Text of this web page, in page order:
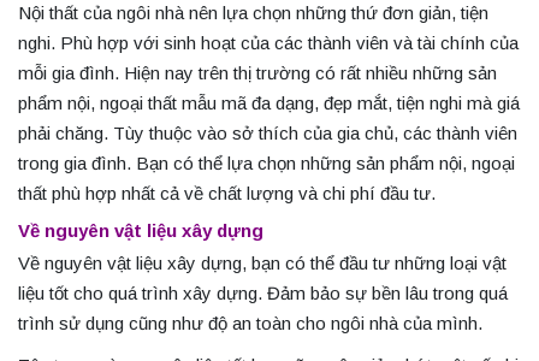
Nội thất của ngôi nhà nên lựa chọn những thứ đơn giản, tiện
nghi. Phù hợp với sinh hoạt của các thành viên và tài chính của
mỗi gia đình. Hiện nay trên thị trường có rất nhiều những sản
phẩm nội, ngoại thất mẫu mã đa dạng, đẹp mắt, tiện nghi mà giá
phải chăng. Tùy thuộc vào sở thích của gia chủ, các thành viên
trong gia đình. Bạn có thể lựa chọn những sản phẩm nội, ngoại
thất phù hợp nhất cả về chất lượng và chi phí đầu tư.
Về nguyên vật liệu xây dựng
Về nguyên vật liệu xây dựng, bạn có thể đầu tư những loại vật
liệu tốt cho quá trình xây dựng. Đảm bảo sự bền lâu trong quá
trình sử dụng cũng như độ an toàn cho ngôi nhà của mình.